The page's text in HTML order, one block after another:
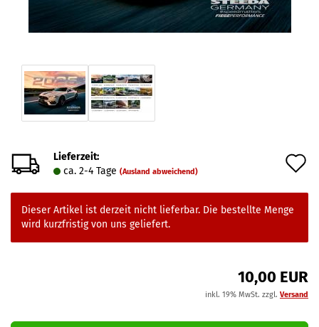
Lieferzeit:
ca. 2-4 Tage (Ausland abweichend)
Dieser Artikel ist derzeit nicht lieferbar. Die bestellte Menge
wird kurzfristig von uns geliefert.
10,00 EUR
inkl. 19% MwSt. zzgl. Versand